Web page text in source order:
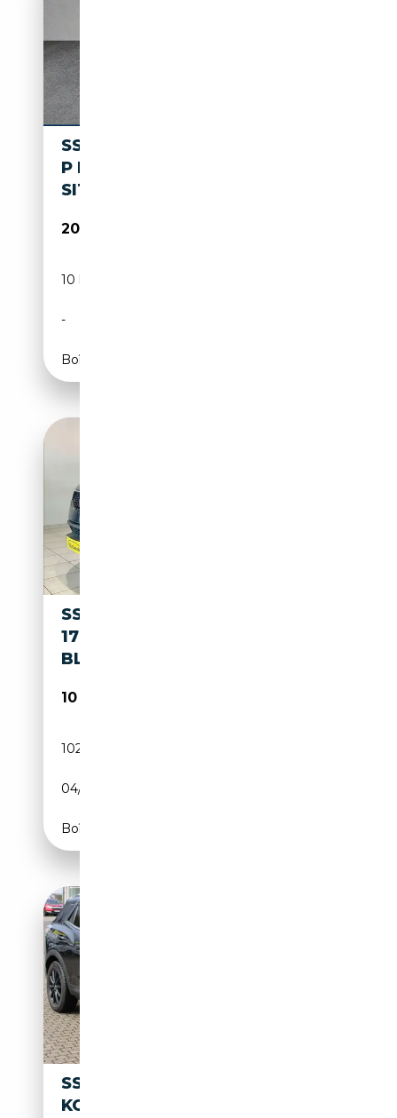
SSANGYONG TIVOLI TIVOLI 1.5
P NOMAD KAMERA NAVI
SITZHEIZUNG
20 450€
10 km
-
Boîte automatique
SSANGYONG KORANDO 2.2D
178CV 4X4 AUTOMATIQUE
BLEU 2016 AIRCO/CAMERA
10 950€
102 650 km
04/2016
Boîte automatique
SSANGYONG KORANDO
KORANDO E-MOTION